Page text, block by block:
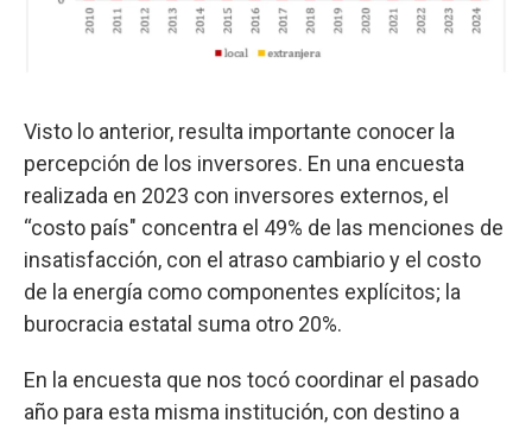
Visto lo anterior, resulta importante conocer la
percepción de los inversores. En una encuesta
realizada en 2023 con inversores externos, el
“costo país" concentra el 49% de las menciones de
insatisfacción, con el atraso cambiario y el costo
de la energía como componentes explícitos; la
burocracia estatal suma otro 20%.
En la encuesta que nos tocó coordinar el pasado
año para esta misma institución, con destino a